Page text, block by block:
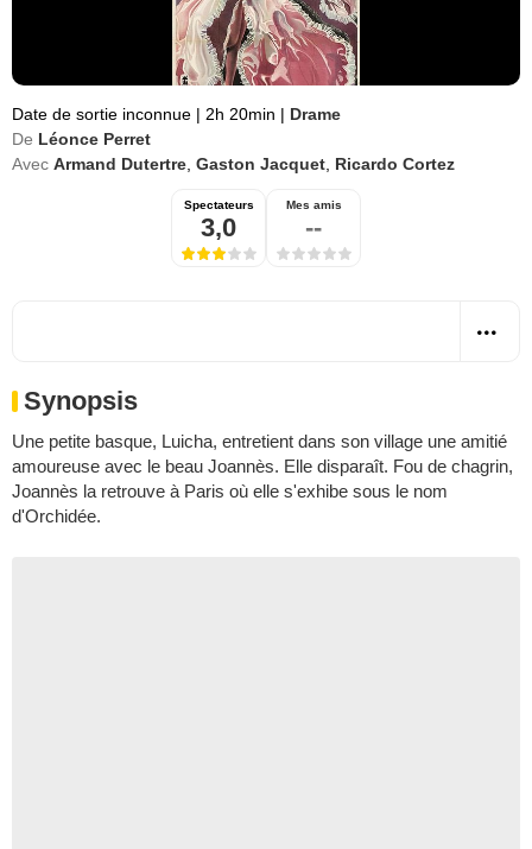
Date de sortie inconnue | 2h 20min | Drame
De Léonce Perret
Avec Armand Dutertre Gaston Jacquet Ricardo Cortez
Spectateurs
3,0
Mes amis
--
Synopsis
Une petite basque, Luicha, entretient dans son village une amitié
amoureuse avec le beau Joannès. Elle disparaît. Fou de chagrin,
Joannès la retrouve à Paris où elle s'exhibe sous le nom
d'Orchidée.